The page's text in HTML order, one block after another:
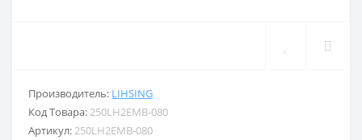
Производитель: LIHSING
Код Товара:250LH2EMB-080
Артикул:250LH2EMB-080